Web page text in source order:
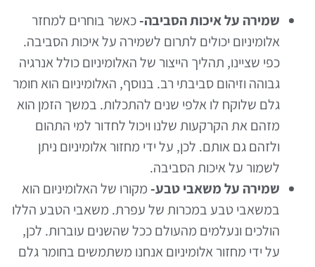
שמירה על איכות הסביבה-כאשר בוחרים למחזר
אלומיניום יכולים לתרום לשמירה על איכות הסביבה.
כפי שציינו, תהליך הייצור של האלומיניום כולל אנרגיה
גבוהה וזיהום סביבתי רב. בנוסף, האלומיניום הוא חומר
גלם שלוקח לו אלפי שנים להתכלות. במשך הזמן הוא
מזהם את הקרקעות שלנו ויכול לחדור למי התהום
ולזהם גם אותם. לכן, על ידי מחזור אלומיניום ניתן
לשמור על איכות הסביבה.
שמירה על משאבי טבע-מקורו של האלומיניום הוא
במשאבי טבע במכרות של עפרת. משאבי הטבע הללו
הולכים ונעלמים מהעולם ככל שהשנים עוברות. לכן,
על ידי מחזור אלומיניום אנחנו משתמשים בחומר גלם